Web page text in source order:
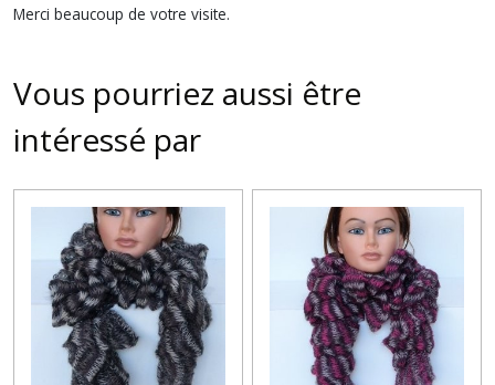
Merci beaucoup de votre visite.
Vous pourriez aussi être
intéressé par